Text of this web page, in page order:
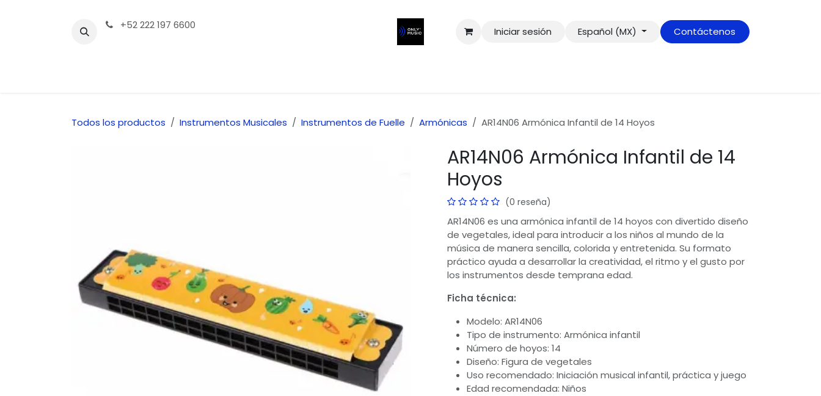
+52 222 197 6600
Iniciar sesión Español (MX) Contáctenos
Todos los productos Instrumentos Musicales Instrumentos de Fuelle Armónicas AR14N06 Armónica Infantil de 14 Hoyos
AR14N06 Armónica Infantil de 14
Hoyos
(0 reseña)
AR14N06 es una armónica infantil de 14 hoyos con divertido diseño
de vegetales, ideal para introducir a los niños al mundo de la
música de manera sencilla, colorida y entretenida. Su formato
práctico ayuda a desarrollar la creatividad, el ritmo y el gusto por
los instrumentos desde temprana edad.
Ficha técnica:
Modelo: AR14N06
Tipo de instrumento: Armónica infantil
Número de hoyos: 14
Diseño: Figura de vegetales
Uso recomendado: Iniciación musical infantil, práctica y juego
Edad recomendada: Niños